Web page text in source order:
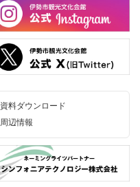
資料ダウンロード
周辺情報